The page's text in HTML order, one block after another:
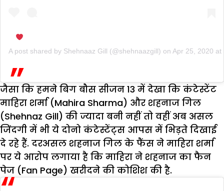
A post shared by Shehnaaz Gill (@shehnaazgill) on Apr 25, 2020 at
जैसा कि हमने बिग बौस सीजन 13 में देखा कि कंटेस्टेंट
माहिरा शर्मा (Mahira Sharma) और शहनाज गिल
(Shehnaz Gill) की ज्यादा बनी नहीं तो वहीं अब असल
जिंदगी में भी ये दोनो कंटेस्टेंट्स आपस में भिड़ते दिखाई
दे रहे हैं. दरअसल शहनाज गिल के फैंस ने माहिरा शर्मा
पर ये आरोप लगाया है कि माहिरा ने शहनाज का फैन
पेज (Fan Page) खरीदने की कोशिश की है.